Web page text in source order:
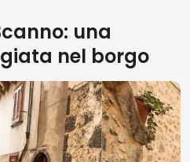
una
nel borgo